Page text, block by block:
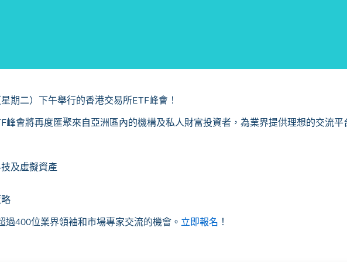
期二）下午舉行的香港交易所ETF峰會！
峰會將再度匯聚來自亞洲區內的機構及私人財富投資者，為業界提供理想的交流平
及虛擬資產
400位業界領袖和市場專家交流的機會。 立即報名 ！